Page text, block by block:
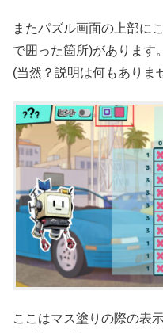
またパズル画面の上部に
で囲った箇所)があります。
(当然？説明は何もありま
ここはマス塗りの際の表